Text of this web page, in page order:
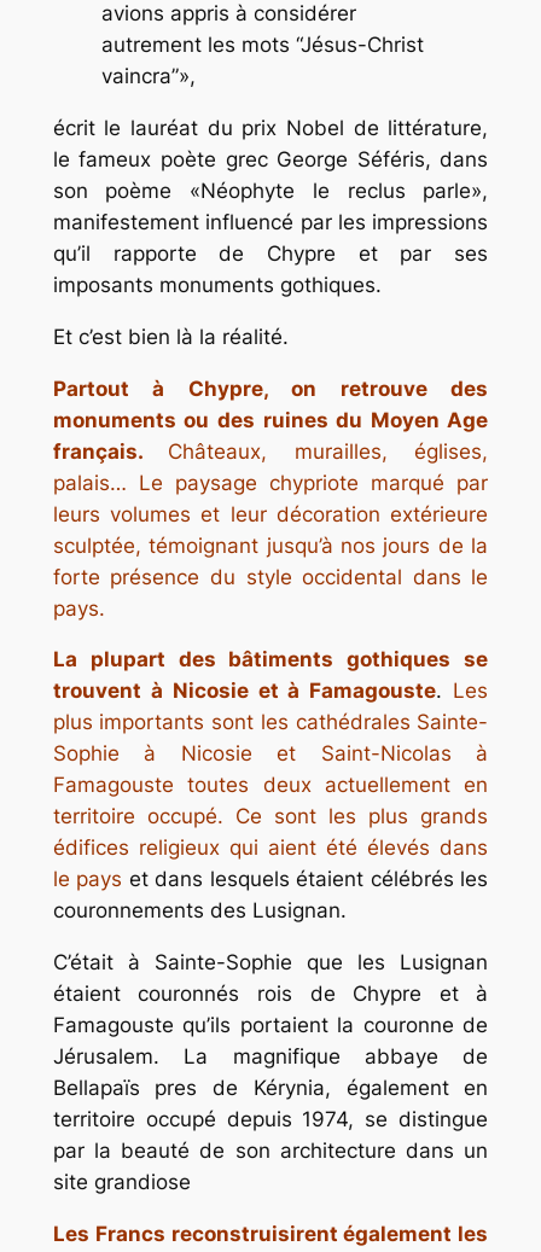
avions appris à considérer
autrement les mots “Jésus-Christ
vaincra”»,
écrit le lauréat du prix Nobel de littérature,
le fameux poète grec George Séféris, dans
son poème «Néophyte le reclus parle»,
manifestement influencé par les impressions
qu’il rapporte de Chypre et par ses
imposants monuments gothiques.
Et c’est bien là la réalité.
Partout à Chypre, on retrouve des
monuments ou des ruines du Moyen Age
français.
Châteaux, murailles, églises,
palais… Le paysage chypriote marqué par
leurs volumes et leur décoration extérieure
sculptée, témoignant jusqu’à nos jours de la
forte présence du style occidental dans le
pays.
La plupart des bâtiments gothiques se
trouvent à Nicosie et à Famagouste. Les
plus importants sont les cathédrales Sainte-
Sophie à Nicosie et Saint-Nicolas à
Famagouste toutes deux actuellement en
territoire occupé. Ce sont les plus grands
édifices religieux qui aient été élevés dans
le pays et dans lesquels étaient célébrés les
couronnements des Lusignan.
C’était à Sainte-Sophie que les Lusignan
étaient couronnés rois de Chypre et à
Famagouste qu’ils portaient la couronne de
Jérusalem. La magnifique abbaye de
Bellapaïs pres de Kérynia, également en
territoire occupé depuis 1974, se distingue
par la beauté de son architecture dans un
site grandiose
Les Francs reconstruisirent également les